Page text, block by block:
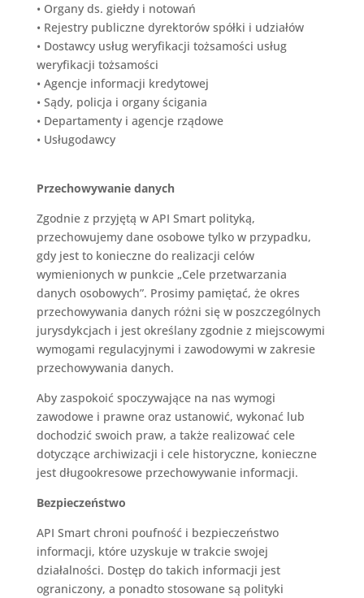
• Organy ds. giełdy i notowań
• Rejestry publiczne dyrektorów spółki i udziałów
• Dostawcy usług weryfikacji tożsamości usług
weryfikacji tożsamości
• Agencje informacji kredytowej
• Sądy, policja i organy ścigania
• Departamenty i agencje rządowe
• Usługodawcy
Przechowywanie danych
Zgodnie z przyjętą w API Smart polityką,
przechowujemy dane osobowe tylko w przypadku,
gdy jest to konieczne do realizacji celów
wymienionych w punkcie „Cele przetwarzania
danych osobowych”. Prosimy pamiętać, że okres
przechowywania danych różni się w poszczególnych
jurysdykcjach i jest określany zgodnie z miejscowymi
wymogami regulacyjnymi i zawodowymi w zakresie
przechowywania danych.
Aby zaspokoić spoczywające na nas wymogi
zawodowe i prawne oraz ustanowić, wykonać lub
dochodzić swoich praw, a także realizować cele
dotyczące archiwizacji i cele historyczne, konieczne
jest długookresowe przechowywanie informacji.
Bezpieczeństwo
API Smart chroni poufność i bezpieczeństwo
informacji, które uzyskuje w trakcie swojej
działalności. Dostęp do takich informacji jest
ograniczony, a ponadto stosowane są polityki